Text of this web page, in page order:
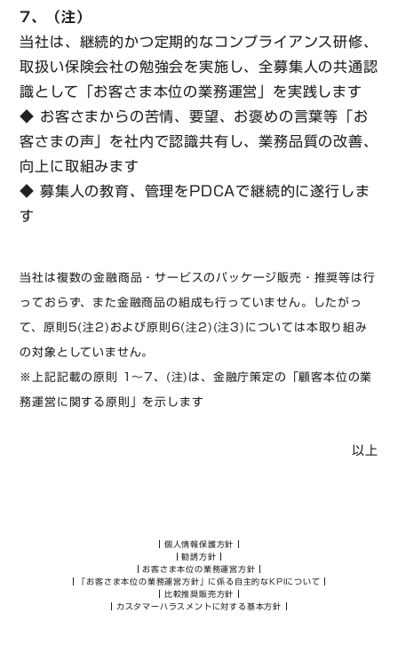
7、（注）
当社は、継続的かつ定期的なコンプライアンス研修、
取扱い保険会社の勉強会を実施し、全募集人の共通認
識として「お客さま本位の業務運営」を実践します
◆ お客さまからの苦情、要望、お褒めの言葉等「お
客さまの声」を社内で認識共有し、業務品質の改善、
向上に取組みます
◆ 募集人の教育、管理をPDCAで継続的に遂行しま
す
当社は複数の金融商品・サービスのパッケージ販売・推奨等は行
っておらず、また金融商品の組成も行っていません。したがっ
て、原則5(注2)および原則6(注2)(注3)については本取り組み
の対象としていません。
※上記記載の原則 1～7、(注)は、金融庁策定の「顧客本位の業
務運営に関する原則」を示します
以上
個人情報保護方針
勧誘方針
お客さま本位の業務運営方針
「お客さま本位の業務運営方針」に係る自主的なKPIについて
比較推奨販売方針
カスタマーハラスメントに対する基本方針